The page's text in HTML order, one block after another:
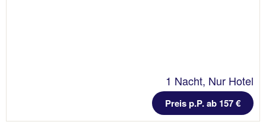
1 Nacht, Nur Hotel
Preis p.P. ab 157 €